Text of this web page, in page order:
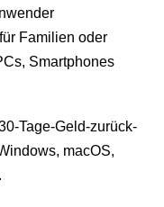
Familien oder
Smartphones
Tage-Geld-zurück-
macOS,